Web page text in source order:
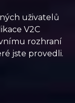
uživatelů
V2C
rozhraní
jste provedli.